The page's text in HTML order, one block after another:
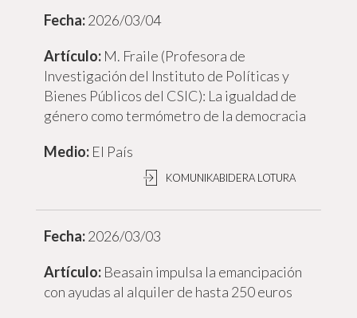
2026/03/04
M. Fraile (Profesora de
Investigación del Instituto de Políticas y
Bienes Públicos del CSIC): La igualdad de
género como termómetro de la democracia
El País
KOMUNIKABIDERA LOTURA
2026/03/03
Beasain impulsa la emancipación
con ayudas al alquiler de hasta 250 euros